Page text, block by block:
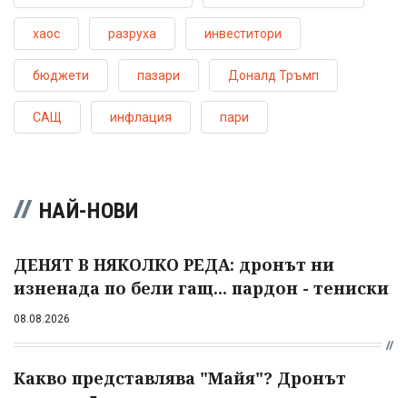
хаос разруха инвеститори
бюджети пазари Доналд Тръмп
САЩ инфлация пари
НАЙ-НОВИ
ДЕНЯТ В НЯКОЛКО РЕДА: дронът ни
изненада по бели гащ... пардон - тениски
08.08.2026
Какво представлява "Майя"? Дронът